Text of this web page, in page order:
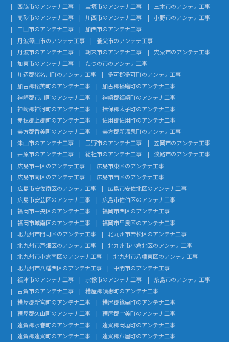
西脇市のアンテナ工事
宝塚市のアンテナ工事
三木市のアンテナ工事
高砂市のアンテナ工事
川西市のアンテナ工事
小野市のアンテナ工事
三田市のアンテナ工事
加西市のアンテナ工事
丹波篠山市のアンテナ工事
養父市のアンテナ工事
丹波市のアンテナ工事
朝来市のアンテナ工事
宍粟市のアンテナ工事
加東市のアンテナ工事
たつの市のアンテナ工事
川辺郡猪名川町のアンテナ工事
多可郡多可町のアンテナ工事
加古郡稲美町のアンテナ工事
加古郡播磨町のアンテナ工事
神崎郡市川町のアンテナ工事
神崎郡福崎町のアンテナ工事
神崎郡神河町のアンテナ工事
揖保郡太子町のアンテナ工事
赤穂郡上郡町のアンテナ工事
佐用郡佐用町のアンテナ工事
美方郡香美町のアンテナ工事
美方郡新温泉町のアンテナ工事
津山市のアンテナ工事
玉野市のアンテナ工事
笠岡市のアンテナ工事
井原市のアンテナ工事
総社市のアンテナ工事
淡路市のアンテナ工事
広島市中区のアンテナ工事
広島市東区のアンテナ工事
広島市南区のアンテナ工事
広島市西区のアンテナ工事
広島市安佐南区のアンテナ工事
広島市安佐北区のアンテナ工事
広島市安芸区のアンテナ工事
広島市佐伯区のアンテナ工事
福岡市中央区のアンテナ工事
福岡市西区のアンテナ工事
福岡市城南区のアンテナ工事
福岡市早良区のアンテナ工事
北九州市門司区のアンテナ工事
北九州市若松区のアンテナ工事
北九州市戸畑区のアンテナ工事
北九州市小倉北区のアンテナ工事
北九州市小倉南区のアンテナ工事
北九州市八幡東区のアンテナ工事
北九州市八幡西区のアンテナ工事
中間市のアンテナ工事
福津市のアンテナ工事
宗像市のアンテナ工事
糸島市のアンテナ工事
古賀市のアンテナ工事
糟屋郡須惠町のアンテナ工事
糟屋郡新宮町のアンテナ工事
糟屋郡篠栗町のアンテナ工事
糟屋郡久山町のアンテナ工事
糟屋郡宇美町のアンテナ工事
遠賀郡水巻町のアンテナ工事
遠賀郡岡垣町のアンテナ工事
遠賀郡遠賀町のアンテナ工事
遠賀郡芦屋町のアンテナ工事